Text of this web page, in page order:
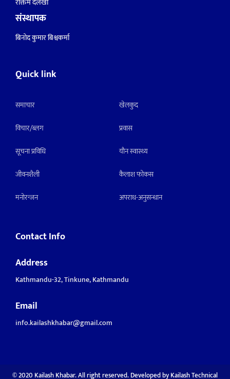
रक्तिम दैलेखी
संस्थापक
बिनोद कुमार बिश्वकर्मा
Quick link
समाचार
विचार/ब्लग
सूचना प्रविधि
जीवनशैली
मनाेरन्जन
खेलकुद
प्रवास
याैन स्वास्थ्य
कैलाश फोकस
अपराध-अनुसन्धान
Contact Info
Address
Kathmandu-32, Tinkune, Kathmandu
Email
info.kailashkhabar@gmail.com
© 2020 Kailash Khabar. All right reserved. Developed byKailash Technical